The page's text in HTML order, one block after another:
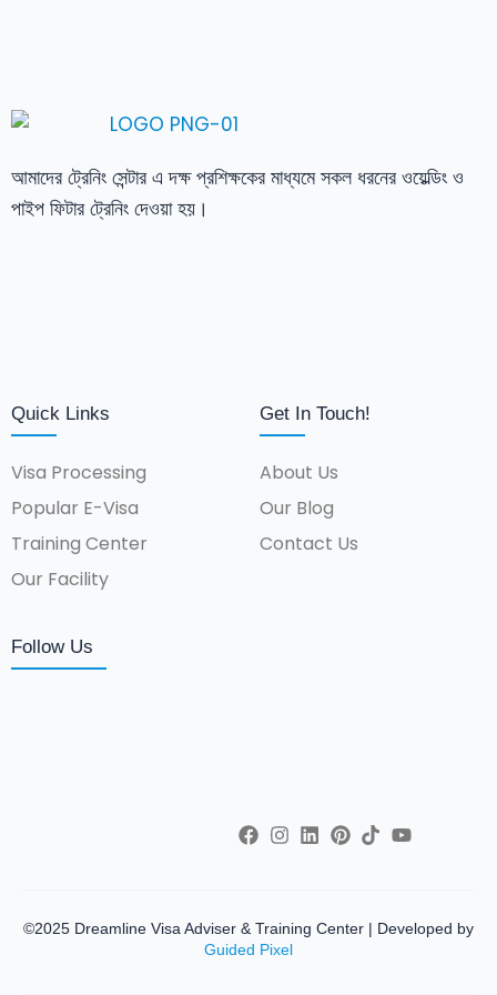
আমাদের ট্রেনিং সেন্টার এ দক্ষ প্রশিক্ষকের মাধ্যমে সকল ধরনের ওয়েল্ডিং ও
পাইপ ফিটার ট্রেনিং দেওয়া হয়।
Quick Links
Visa Processing
Popular E-Visa
Training Center
Our Facility
Get In Touch!
About Us
Our Blog
Contact Us
Follow Us
©2025 Dreamline Visa Adviser & Training Center | Developed by
Guided Pixel